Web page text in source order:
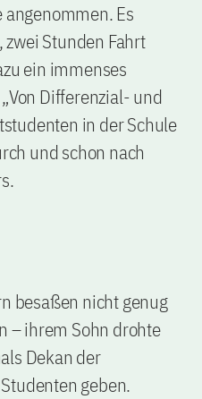
Es
Stunden Fahrt
ein immenses
Differenzial- und
in der Schule
und schon nach
besaßen nicht genug
– ihrem Sohn drohte
Dekan der
geben.